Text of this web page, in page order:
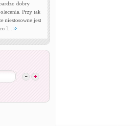
dobry
Przy tak
niestosowne jest
l...